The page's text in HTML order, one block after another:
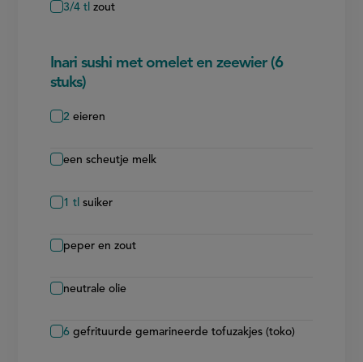
3/4 tl zout
Inari sushi met omelet en zeewier (6
stuks)
2 eieren
een scheutje melk
1 tl suiker
peper en zout
neutrale olie
6 gefrituurde gemarineerde tofuzakjes (toko)